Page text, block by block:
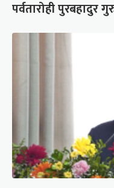
पर्वतारोही पुरबहादुर